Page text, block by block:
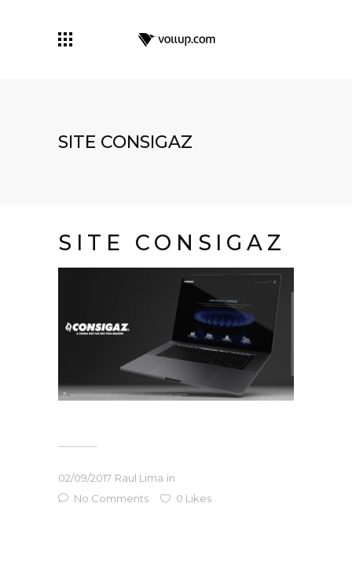
SITE CONSIGAZ
SITE CONSIGAZ
02/09/2017 Raul Lima in
No Comments
0 Likes